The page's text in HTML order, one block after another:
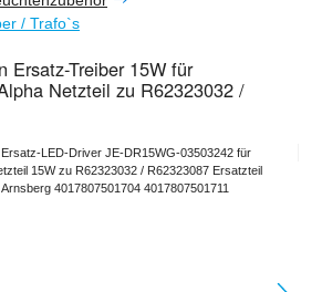
/ Trafo`s
Ersatz-Treiber 15W für
Netzteil zu R62323032 /